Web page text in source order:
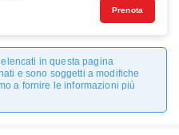
Prenota
in questa pagina
e sono soggetti a modifiche
a fornire le informazioni più